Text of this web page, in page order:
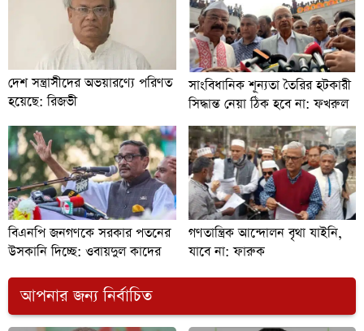
দেশ সন্ত্রাসীদের অভয়ারণ্যে পরিণত
হয়েছে: রিজভী
সাংবিধানিক শূন্যতা তৈরির হটকারী
সিদ্ধান্ত নেয়া ঠিক হবে না: ফখরুল
বিএনপি জনগণকে সরকার পতনের
উসকানি দিচ্ছে: ওবায়দুল কাদের
গণতান্ত্রিক আন্দোলন বৃথা যাইনি,
যাবে না: ফারুক
আপনার জন্য নির্বাচিত